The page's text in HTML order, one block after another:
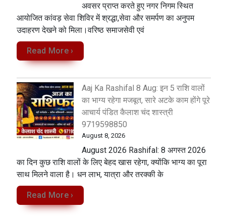
अवसर प्राप्त करते हुए नगर निगम स्थित
आयोजित कांवड़ सेवा शिविर में श्रद्धा,सेवा और समर्पण का अनुपम
उदाहरण देखने को मिला‌।वरिष्ठ समाजसेवी एवं
Read More ›
Aaj Ka Rashifal 8 Aug: इन 5 राशि वालों
का भाग्य रहेगा मजबूत, सारे अटके काम होंगे पूरे
आचार्य पंडित कैलाश चंद शास्त्री
9719598850
August 8, 2026
August 2026 Rashifal: 8 अगस्त 2026
का दिन कुछ राशि वालों के लिए बेहद खास रहेगा, क्योंकि भाग्य का पूरा
साथ मिलने वाला है। धन लाभ, यात्रा और तरक्की के
Read More ›